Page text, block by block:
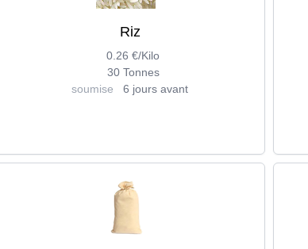
Riz
0.26 €/Kilo
30 Tonnes
soumise
6 jours avant